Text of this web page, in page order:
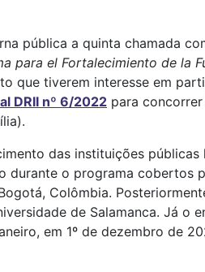
pública a quinta chamada
para el Fortalecimiento de la
que tiverem interesse em
DRII nº 6/2022 para
das instituições públicas
durante o programa cobertos
Colômbia.
de Salamanca. Já o
em 1º de dezembro de